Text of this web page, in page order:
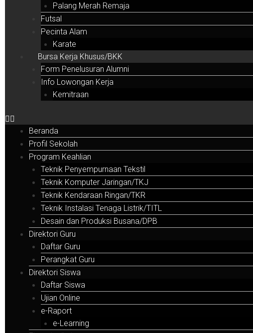
Palang Merah Remaja
Futsal
Pecinta Alam
Karate
Bursa Kerja Khusus/BKK
Form Penelusuran Alumni
Info Lowongan Kerja
Kemitraan
Beranda
Profil Sekolah
Program Keahlian
Teknik Penyempurnaan Tekstil
Teknik Komputer Jaringan/TKJ
Teknik Kendaraan Ringan/TKR
Teknik Instalasi Tenaga Listrik/TITL
Desain dan Produksi Busana/DPB
Direktori Guru
Daftar Guru
Perangkat Guru
Direktori Siswa
Daftar Siswa
Ujian Online
e-Raport
e-Learning